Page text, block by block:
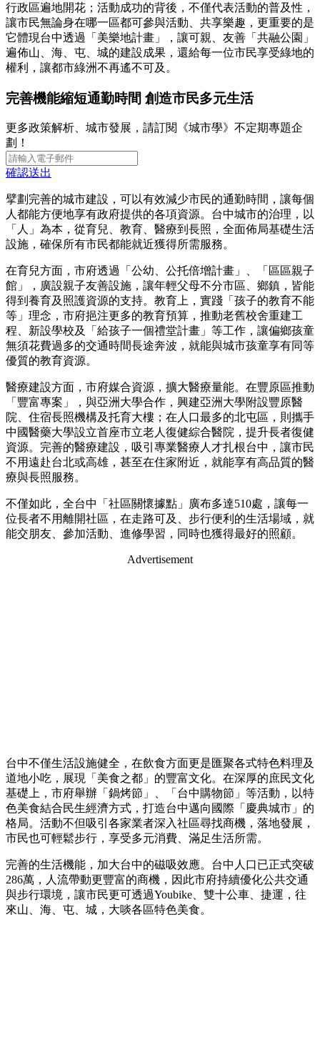
行政區遍地開花；活動成功的背後，不僅代表活動的普及性，
讓市民無論身在哪一區都可參與活動、共享樂趣，更重要的是
它體現台中透過「美樂地計畫」，讓可親、友善「共融公園」
遍佈山、海、屯、城的建設成果，還給每一位市民享受綠地的
權利，讓都市綠洲不再遙不可及。
完善機能縮短通勤時間 創造市民多元生活
更多政策解析、城市發展，請訂閱《城市學》不定期專題企
劃！
確認送出
擘劃完善的城市建設，可以有效減少市民的通勤時間，讓每個
人都能方便地享有政府提供的各項資源。台中城市的治理，以
「人」為本，從育兒、教育、醫療到長照，全面佈局基礎生活
設施，確保所有市民都能就近獲得所需服務。
在育兒方面，市府透過「公幼、公托倍增計畫」、「區區親子
館」，廣設親子友善設施，讓年輕父母不分市區、鄉鎮，皆能
得到養育及照護資源的支持。教育上，實踐「孩子的教育不能
等」理念，市府挹注更多的教育預算，推動老舊校舍重建工
程、新設學校及「給孩子一個禮堂計畫」等工作，讓偏鄉孩童
無須花費過多的交通時間長途奔波，就能與城市孩童享有同等
優質的教育資源。
醫療建設方面，市府媒合資源，擴大醫療量能。在豐原區推動
「豐富專案」，與亞洲大學合作，興建亞洲大學附設豐原醫
院、住宿長照機構及托育大樓；在人口最多的北屯區，則攜手
中國醫藥大學設立首座市立老人復健綜合醫院，提升長者復健
資源。完善的醫療建設，吸引專業醫療人才扎根台中，讓市民
不用遠赴台北或高雄，甚至在住家附近，就能享有高品質的醫
療與長照服務。
不僅如此，全台中「社區關懷據點」廣布多達510處，讓每一
位長者不用離開社區，在走路可及、步行便利的生活場域，就
能交朋友、參加活動、進修學習，同時也獲得最好的照顧。
Advertisement
台中不僅生活設施健全，在飲食方面更是匯聚各式特色料理及
道地小吃，展現「美食之都」的豐富文化。在深厚的庶民文化
基礎上，市府舉辦「鍋烤節」、「台中購物節」等活動，以特
色美食結合民生經濟方式，打造台中邁向國際「慶典城市」的
格局。活動不但吸引各家業者深入社區尋找商機，落地發展，
市民也可輕鬆步行，享受多元消費、滿足生活所需。
完善的生活機能，加大台中的磁吸效應。台中人口已正式突破
286萬，人流帶動更豐富的商機，因此市府持續優化公共交通
與步行環境，讓市民更可透過Youbike、雙十公車、捷運，往
來山、海、屯、城，大啖各區特色美食。